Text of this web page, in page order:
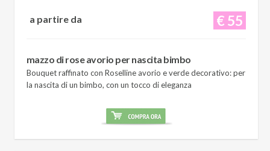
€ 55
a partire da
mazzo di rose avorio per nascita bimbo
Bouquet raffinato con Roselline avorio e verde decorativo: per
la nascita di un bimbo, con un tocco di eleganza